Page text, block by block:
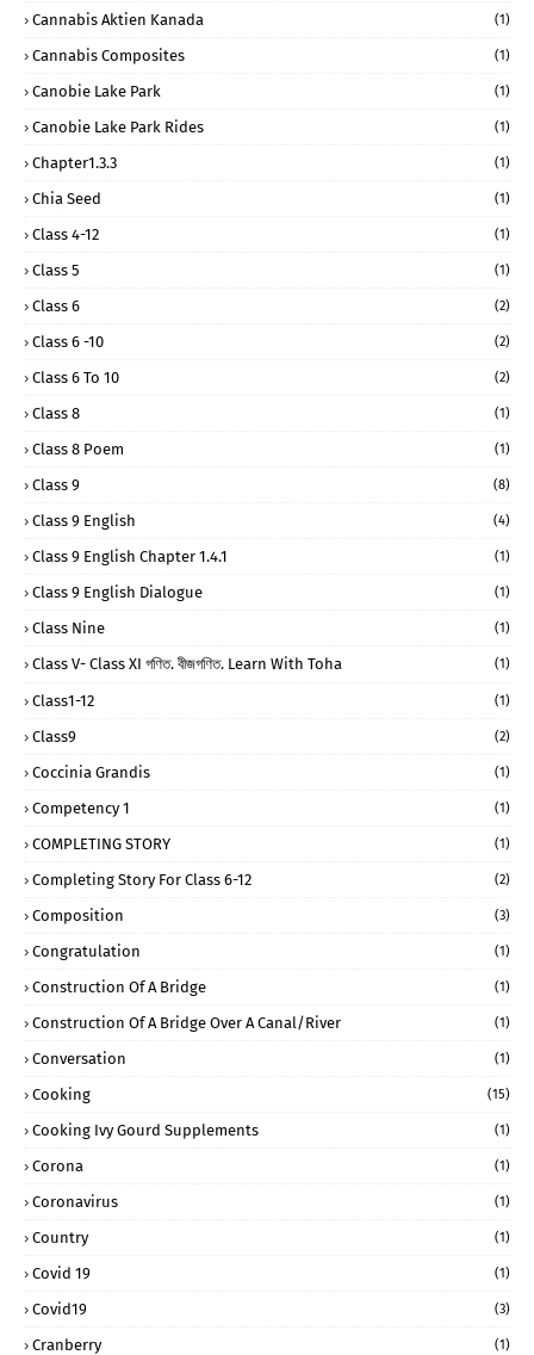
Cannabis Aktien Kanada (1)
Cannabis Composites (1)
Canobie Lake Park (1)
Canobie Lake Park Rides (1)
Chapter1.3.3 (1)
Chia Seed (1)
Class 4-12 (1)
Class 5 (1)
Class 6 (2)
Class 6 -10 (2)
Class 6 To 10 (2)
Class 8 (1)
Class 8 Poem (1)
Class 9 (8)
Class 9 English (4)
Class 9 English Chapter 1.4.1 (1)
Class 9 English Dialogue (1)
Class Nine (1)
Class V- Class XI গণিত. বীজগণিত. Learn With Toha (1)
Class1-12 (1)
Class9 (2)
Coccinia Grandis (1)
Competency 1 (1)
COMPLETING STORY (1)
Completing Story For Class 6-12 (2)
Composition (3)
Congratulation (1)
Construction Of A Bridge (1)
Construction Of A Bridge Over A Canal/river (1)
Conversation (1)
Cooking (15)
Cooking Ivy Gourd Supplements (1)
Corona (1)
Coronavirus (1)
Country (1)
Covid 19 (1)
Covid19 (3)
Cranberry (1)